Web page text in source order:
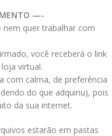
—-
quer trabalhar com
você receberá o link
virtual.
com calma, de preferência
do que adquiriu), pois
da sua internet.
estarão em pastas